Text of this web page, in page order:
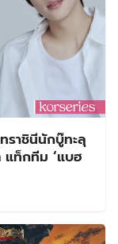
ราชินีนักบู๊ทะลุ
แท็กทีม ‘แบฮ